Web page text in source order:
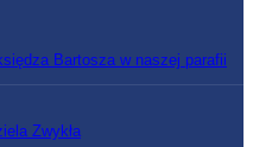
Bartosza w naszej parafii
Zwykła